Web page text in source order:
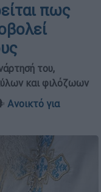
πως
του,
και φιλόζωων
Ανοικτό για